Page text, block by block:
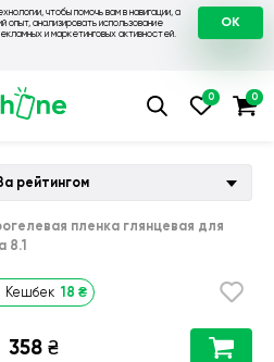
чтобы помочь вам в навигации, а
анализировать использование
и маркетинговых активностей.
OK
на Nokia 💛 Чехол для Nokia 8.1
рейтингом
пленка глянцевая для
8.1
Кешбек 18 ₴
358 ₴